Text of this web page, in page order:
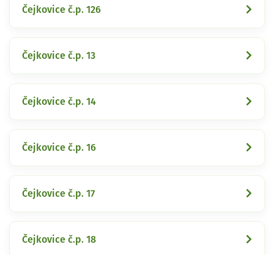
Čejkovice č.p. 126
Čejkovice č.p. 13
Čejkovice č.p. 14
Čejkovice č.p. 16
Čejkovice č.p. 17
Čejkovice č.p. 18